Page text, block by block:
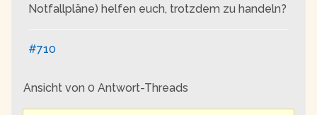
Notfallpläne) helfen euch, trotzdem zu handeln?
#710
Ansicht von 0 Antwort-Threads